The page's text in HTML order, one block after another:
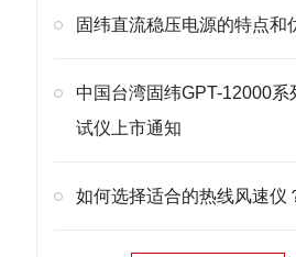
固纬直流稳压电源的特点和
中国台湾固纬GPT-12000系
试仪上市通知
如何选择适合的热线风速仪